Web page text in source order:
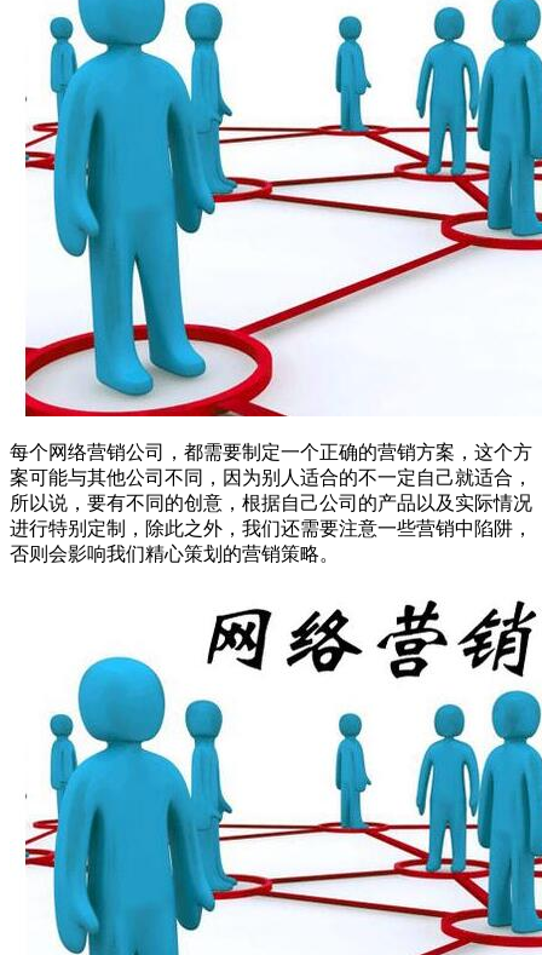
每个网络营销公司，都需要制定一个正确的营销方案，这个方
案可能与其他公司不同，因为别人适合的不一定自己就适合，
所以说，要有不同的创意，根据自己公司的产品以及实际情况
进行特别定制，除此之外，我们还需要注意一些营销中陷阱，
否则会影响我们精心策划的营销策略。